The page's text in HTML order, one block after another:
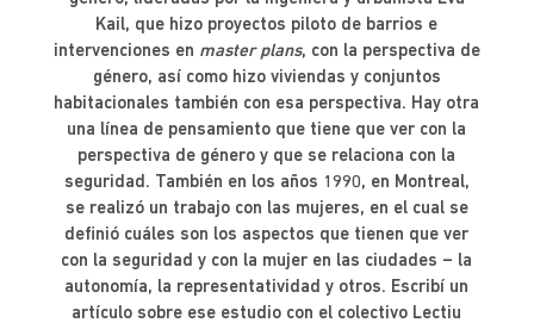
Kail, que hizo proyectos piloto de barrios e
intervenciones en master plans, con la perspectiva de
género, así como hizo viviendas y conjuntos
habitacionales también con esa perspectiva. Hay otra
una línea de pensamiento que tiene que ver con la
perspectiva de género y que se relaciona con la
seguridad. También en los años 1990, en Montreal,
se realizó un trabajo con las mujeres, en el cual se
definió cuáles son los aspectos que tienen que ver
con la seguridad y con la mujer en las ciudades – la
autonomía, la representatividad y otros. Escribí un
artículo sobre ese estudio con el colectivo Lectiu